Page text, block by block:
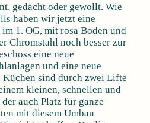
gedacht oder gewollt. Wie
haben wir jetzt eine
1. OG, mit rosa Boden und
Chromstahl noch besser zur
eine neue
und eine neue
sind durch zwei Lifte
kleinen, schnellen und
auch Platz für ganze
mit diesem Umbau